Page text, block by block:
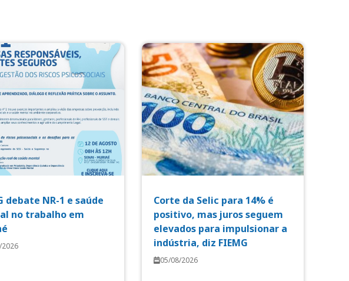
debate NR-1 e saúde
no trabalho em
Corte da Selic para 14% é
positivo, mas juros seguem
elevados para impulsionar a
indústria, diz FIEMG
05/08/2026